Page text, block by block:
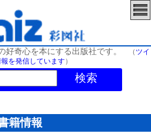
奇心を本にする出版社です。 （ ツイ
を発信しています）
検索
籍情報